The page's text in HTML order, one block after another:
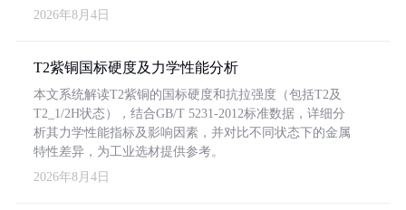
2026年8月4日
T2紫铜国标硬度及力学性能分析
本文系统解读T2紫铜的国标硬度和抗拉强度（包括T2及
T2_1/2H状态），结合GB/T 5231-2012标准数据，详细分
析其力学性能指标及影响因素，并对比不同状态下的金属
特性差异，为工业选材提供参考。
2026年8月4日